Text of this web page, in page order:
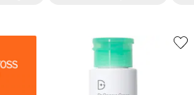
Soins imperfections et pour peau